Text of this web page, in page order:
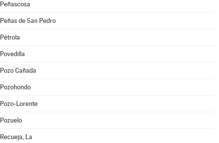
Peñascosa
Peñas de San Pedro
Pétrola
Povedilla
Pozo Cañada
Pozohondo
Pozo-Lorente
Pozuelo
Recueja, La